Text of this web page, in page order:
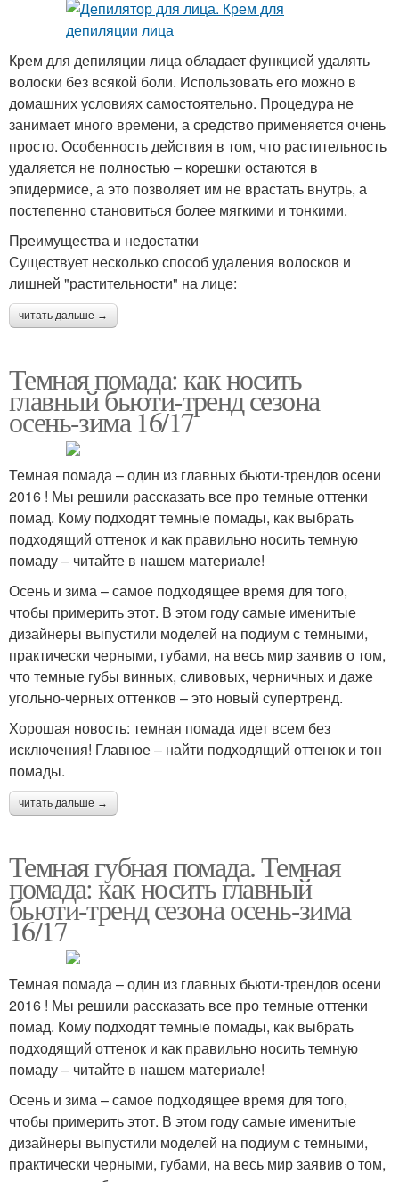
Крем для депиляции лица обладает функцией удалять
волоски без всякой боли. Использовать его можно в
домашних условиях самостоятельно. Процедура не
занимает много времени, а средство применяется очень
просто. Особенность действия в том, что растительность
удаляется не полностью – корешки остаются в
эпидермисе, а это позволяет им не врастать внутрь, а
постепенно становиться более мягкими и тонкими.
Преимущества и недостатки
Существует несколько способ удаления волосков и
лишней "растительности" на лице:
читать дальше →
Темная помада: как носить
главный бьюти-тренд сезона
осень-зима 16/17
Темная помада – один из главных бьюти-трендов осени
2016 ! Мы решили рассказать все про темные оттенки
помад. Кому подходят темные помады, как выбрать
подходящий оттенок и как правильно носить темную
помаду – читайте в нашем материале!
Осень и зима – самое подходящее время для того,
чтобы примерить этот. В этом году самые именитые
дизайнеры выпустили моделей на подиум с темными,
практически черными, губами, на весь мир заявив о том,
что темные губы винных, сливовых, черничных и даже
угольно-черных оттенков – это новый супертренд.
Хорошая новость: темная помада идет всем без
исключения! Главное – найти подходящий оттенок и тон
помады.
читать дальше →
Темная губная помада. Темная
помада: как носить главный
бьюти-тренд сезона осень-зима
16/17
Темная помада – один из главных бьюти-трендов осени
2016 ! Мы решили рассказать все про темные оттенки
помад. Кому подходят темные помады, как выбрать
подходящий оттенок и как правильно носить темную
помаду – читайте в нашем материале!
Осень и зима – самое подходящее время для того,
чтобы примерить этот. В этом году самые именитые
дизайнеры выпустили моделей на подиум с темными,
практически черными, губами, на весь мир заявив о том,